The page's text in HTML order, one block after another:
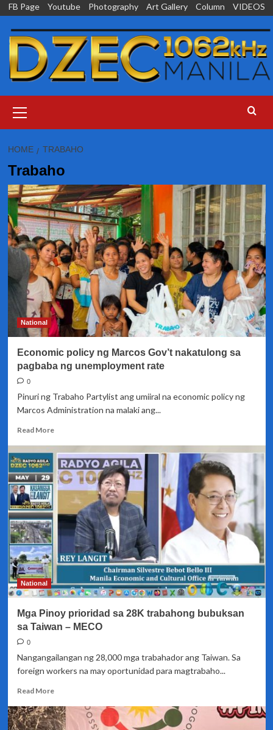
Skip
content
FB Page Youtube Photography Art Gallery Column VIDEOS
Menu
HOME TRABAHO
Trabaho
National
Economic policy ng Marcos Gov’t nakatulong sa
pagbaba ng unemployment rate
0
Pinuri ng Trabaho Partylist ang umiiral na economic policy ng
Marcos Administration na malaki ang...
Read MoreRead
about
Economic
policy
ng
Marcos
Gov’t
nakatulong
pagbaba
ng
unemployment
National
Mga Pinoy prioridad sa 28K trabahong bubuksan
sa Taiwan – MECO
0
Nangangailangan ng 28,000 mga trabahador ang Taiwan. Sa
foreign workers na may oportunidad para magtrabaho...
Read MoreRead
about
Mga